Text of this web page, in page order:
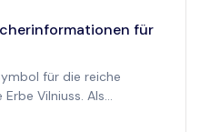
für
für die reiche
Vilniuss. Als